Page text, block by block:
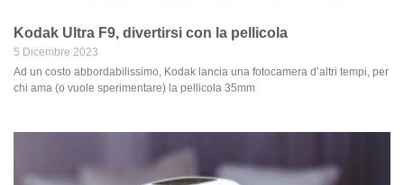
Kodak Ultra F9, divertirsi con la pellicola
5 Dicembre 2023
Ad un costo abbordabilissimo, Kodak lancia una fotocamera d’altri tempi, per
chi ama (o vuole sperimentare) la pellicola 35mm